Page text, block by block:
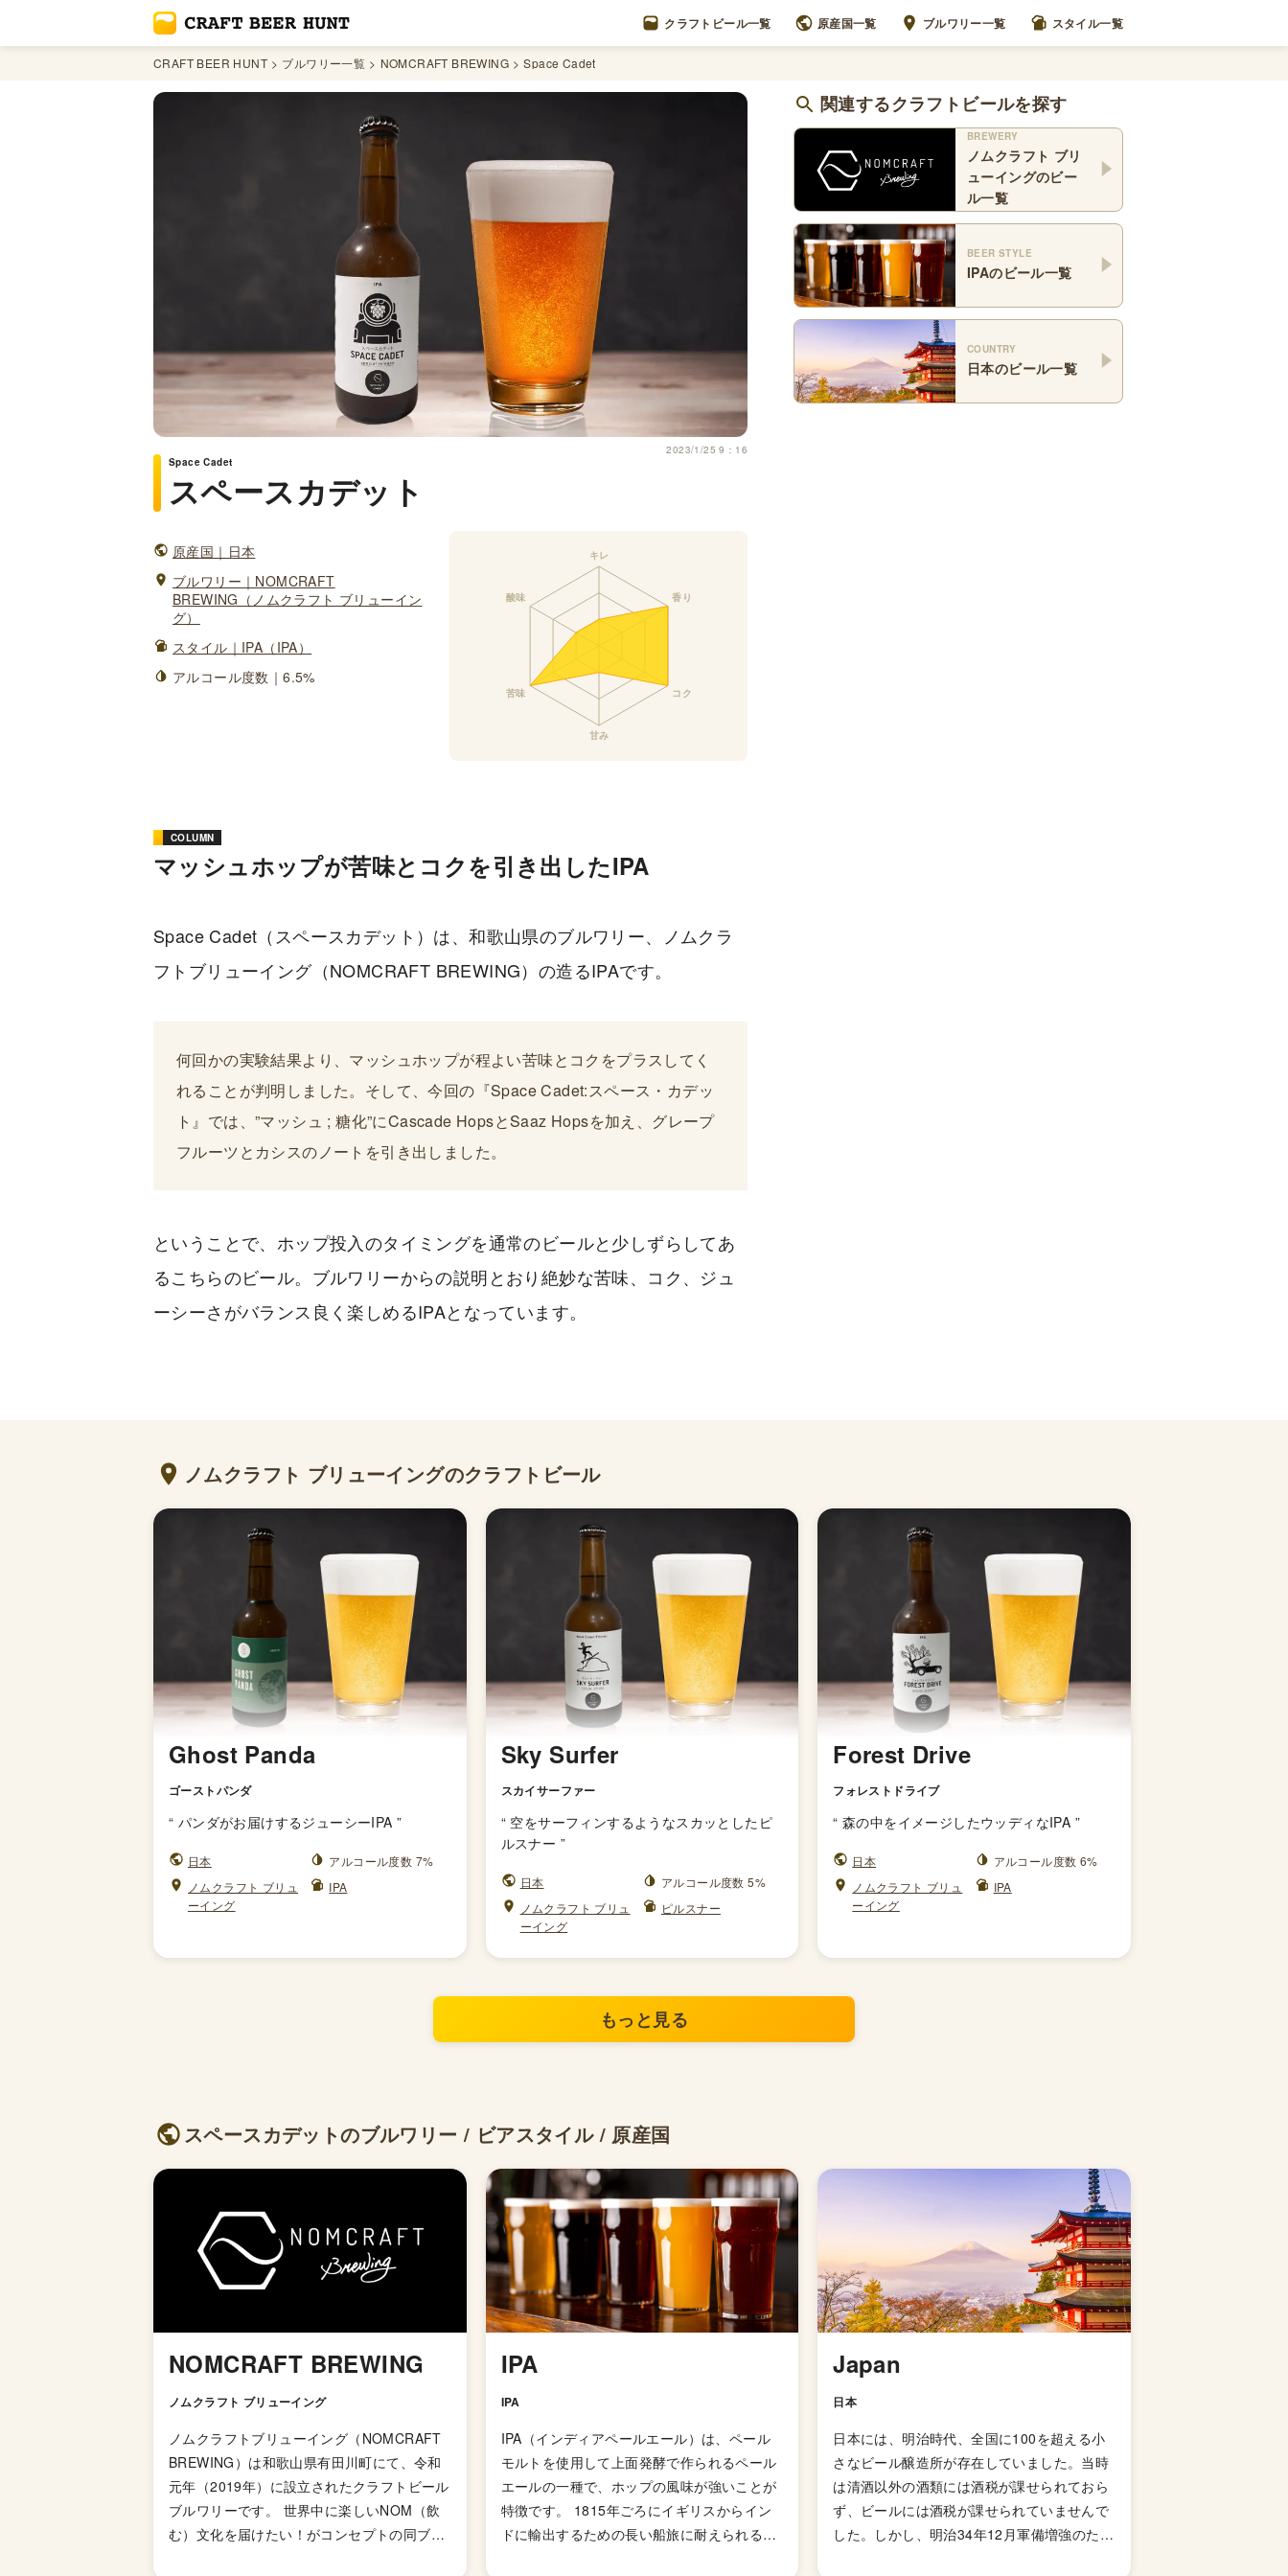
クラフトビール一覧 原産国一覧 ブルワリー一覧 スタイル一覧
CRAFT BEER HUNT ブルワリー一覧 NOMCRAFT BREWING Space Cadet
2023/1/25 9：16
Space Cadet
スペースカデット
原産国｜日本
ブルワリー｜NOMCRAFT
BREWING（ノムクラフト ブリューイン
グ）
スタイル｜IPA（IPA）
アルコール度数｜6.5%
COLUMN
マッシュホップが苦味とコクを引き出したIPA
Space Cadet（スペースカデット）は、和歌山県のブルワリー、ノムクラ
フトブリューイング（NOMCRAFT BREWING）の造るIPAです。
何回かの実験結果より、マッシュホップが程よい苦味とコクをプラスしてく
れることが判明しました。そして、今回の『Space Cadet:スペース・カデッ
ト』では、”マッシュ ; 糖化”にCascade HopsとSaaz Hopsを加え、グレープ
フルーツとカシスのノートを引き出しました。
ということで、ホップ投入のタイミングを通常のビールと少しずらしてあ
るこちらのビール。ブルワリーからの説明とおり絶妙な苦味、コク、ジュ
ーシーさがバランス良く楽しめるIPAとなっています。
関連するクラフトビールを探す
BREWERY
ノムクラフト ブリ
ューイングのビー
ル一覧
BEER STYLE
IPAのビール一覧
COUNTRY
日本のビール一覧
ノムクラフト ブリューイングのクラフトビール
Ghost Panda
ゴーストパンダ
“ パンダがお届けするジューシーIPA ”
日本
アルコール度数 7%
ノムクラフト ブリュ
ーイング
IPA
Sky Surfer
スカイサーファー
“ 空をサーフィンするようなスカッとしたピ
ルスナー ”
日本
アルコール度数 5%
ノムクラフト ブリュ
ーイング
ピルスナー
Forest Drive
フォレストドライブ
“森の中をイメージしたウッディなIPA ”
日本
アルコール度数 6%
ノムクラフト ブリュ
ーイング
IPA
もっと見る
スペースカデットのブルワリー / ビアスタイル / 原産国
NOMCRAFT BREWING
ノムクラフト ブリューイング
ノムクラフトブリューイング（NOMCRAFT
BREWING）は和歌山県有田川町にて、令和
元年（2019年）に設立されたクラフトビール
ブルワリーです。 世界中に楽しいNOM（飲
む）文化を届けたい！がコンセプトの同ブル
IPA
IPA
IPA（インディアペールエール）は、ペール
モルトを使用して上面発酵で作られるペール
エールの一種で、ホップの風味が強いことが
特徴です。 1815年ごろにイギリスからイン
ドに輸出するための長い船旅に耐えられるよ
Japan
日本
日本には、明治時代、全国に100を超える小
さなビール醸造所が存在していました。当時
は清酒以外の酒類には酒税が課せられておら
ず、ビールには酒税が課せられていませんで
した。しかし、明治34年12月軍備増強のため